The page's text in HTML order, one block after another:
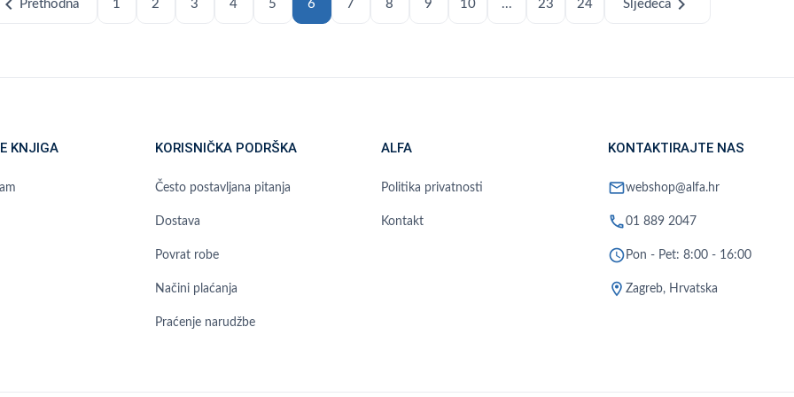
Prethodna 1 2 3 4 5 6 7 8 9 10 ... 23 24 Sljedećachevron_right
KNJIGA KORISNIČKA PODRŠKA
Često postavljana pitanja
Dostava
Povrat robe
Načini plaćanja
Praćenje narudžbe
ALFA
Politika privatnosti
Kontakt
KONTAKTIRAJTE NAS
mailwebshop@alfa.hr
phone01 889 2047
schedule Pon - Pet: 8:00 - 16:00
location_on Zagreb, Hrvatska